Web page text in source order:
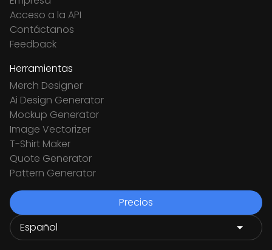
Acceso a la API
Contáctanos
Feedback
Herramientas
Merch Designer
Ai Design Generator
Mockup Generator
Image Vectorizer
T-Shirt Maker
Quote Generator
Pattern Generator
Precios